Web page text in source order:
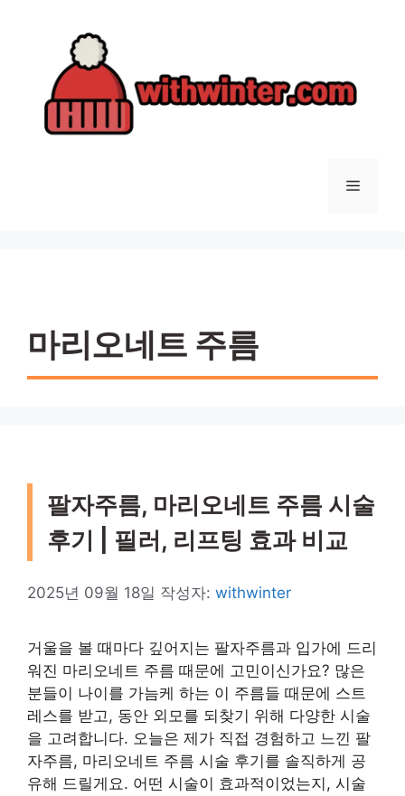
메
마리오네트 주름
팔자주름, 마리오네트 주름 시술
후기 | 필러, 리프팅 효과 비교
2025년 09월 18일 작성자: withwinter
거울을 볼 때마다 깊어지는 팔자주름과 입가에 드리
워진 마리오네트 주름 때문에 고민이신가요? 많은
분들이 나이를 가늠케 하는 이 주름들 때문에 스트
레스를 받고, 동안 외모를 되찾기 위해 다양한 시술
을 고려합니다. 오늘은 제가 직접 경험하고 느낀 팔
자주름, 마리오네트 주름 시술 후기를 솔직하게 공
유해 드릴게요. 어떤 시술이 효과적이었는지, 시술